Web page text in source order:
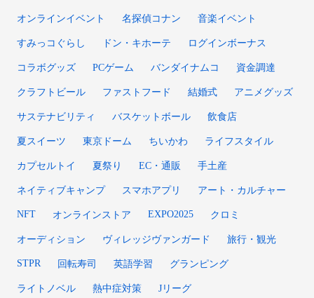
オンラインイベント 名探偵コナン 音楽イベント
すみっコぐらし ドン・キホーテ ログインボーナス
コラボグッズ PCゲーム バンダイナムコ 資金調達
クラフトビール ファストフード 結婚式 アニメグッズ
サステナビリティ バスケットボール 飲食店
夏スイーツ 東京ドーム ちいかわ ライフスタイル
カプセルトイ 夏祭り EC・通販 手土産
ネイティブキャンプ スマホアプリ アート・カルチャー
NFT オンラインストア EXPO2025 クロミ
オーディション ヴィレッジヴァンガード 旅行・観光
STPR 回転寿司 英語学習 グランピング
ライトノベル 熱中症対策 Jリーグ